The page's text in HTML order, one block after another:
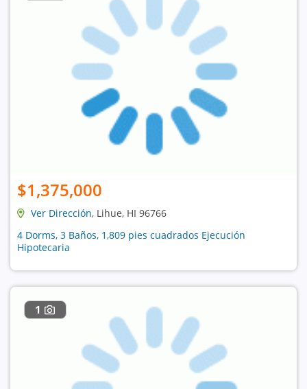
$1,375,000
Ver Dirección, Lihue, HI 96766
4 Dorms, 3 Baños, 1,809 pies cuadrados Ejecución
Hipotecaria
1